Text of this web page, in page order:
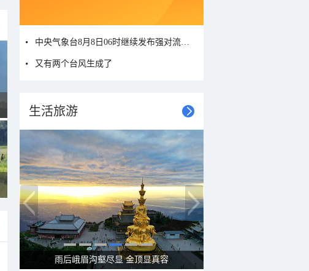
又有两个台风生成了
生活旅游
秋意浓 蓝天映衬下的哈尔滨伏尔加庄园